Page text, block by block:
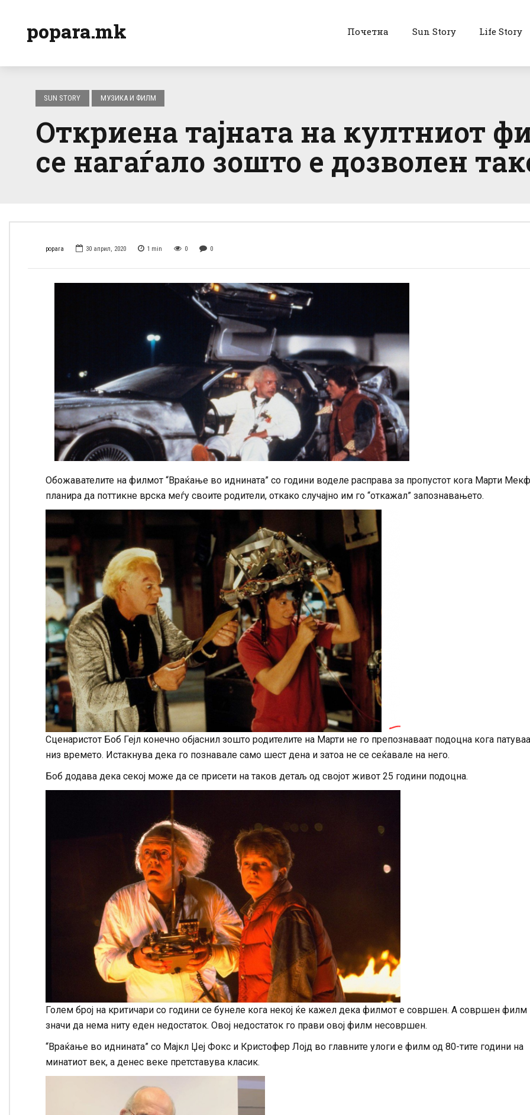
popara.mk Почетна Sun Story Life Story
SUN STORY МУЗИКА И ФИЛМ
Откриена тајната на култниот
се нагаѓало зошто е дозволен
popara 30 април, 2020 1 min 0 0
Обожавателите на филмот “Враќање во иднината” со години воделе расправа за пропустот кога Марти
планира да поттикне врска меѓу своите родители, откако случајно им го “откажал” запознавањето.
Сценаристот Боб Гејл конечно објаснил зошто родителите на Марти не го препознаваат подоцна кога
низ времето. Истакнува дека го познавале само шест дена и затоа не се сеќавале на него.
Боб додава дека секој може да се присети на таков детаљ од својот живот 25 години подоцна.
Голем број на критичари со години се бунеле кога некој ќе кажел дека филмот е совршен. А совршен филм
значи да нема ниту еден недостаток. Овој недостаток го прави овој филм несовршен.
“Враќање во иднината” со Мајкл Џеј Фокс и Кристофер Лојд во главните улоги е филм од 80-тите години на
минатиот век, а денес веке претставува класик.